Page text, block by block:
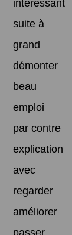
intéressant
suite à
grand
démonter
beau
emploi
par contre
explication
avec
regarder
améliorer